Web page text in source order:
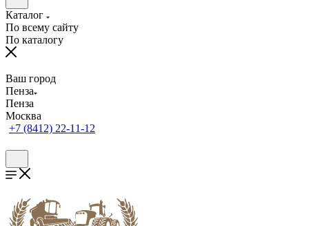
Каталог
По всему сайту
По каталогу
Ваш город
Пенза
Пенза
Москва
+7 (8412) 22-11-12